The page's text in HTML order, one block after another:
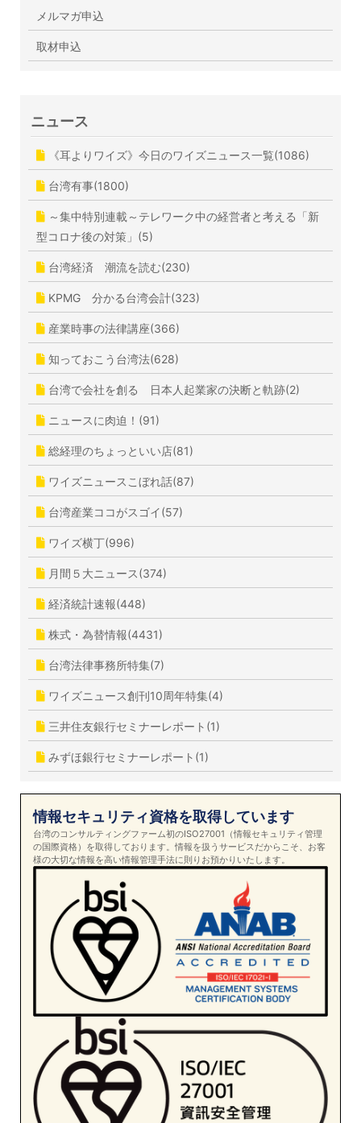
メルマガ申込
取材申込
ニュース
《耳よりワイズ》今日のワイズニュース一覧(1086)
台湾有事(1800)
～集中特別連載～テレワーク中の経営者と考える「新
型コロナ後の対策」(5)
台湾経済 潮流を読む(230)
KPMG 分かる台湾会計(323)
産業時事の法律講座(366)
知っておこう台湾法(628)
台湾で会社を創る 日本人起業家の決断と軌跡(2)
ニュースに肉迫！(91)
総経理のちょっといい店(81)
ワイズニュースこぼれ話(87)
台湾産業ココがスゴイ(57)
ワイズ横丁(996)
月間５大ニュース(374)
経済統計速報(448)
株式・為替情報(4431)
台湾法律事務所特集(7)
ワイズニュース創刊10周年特集(4)
三井住友銀行セミナーレポート(1)
みずほ銀行セミナーレポート(1)
情報セキュリティ資格を取得しています
台湾のコンサルティングファーム初のISO27001（情報セキュリティ管理
の国際資格）を取得しております。情報を扱うサービスだからこそ、お客
様の大切な情報を高い情報管理手法に則りお預かりいたします。